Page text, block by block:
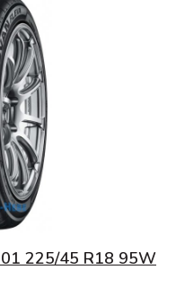
225/45 R18 95W